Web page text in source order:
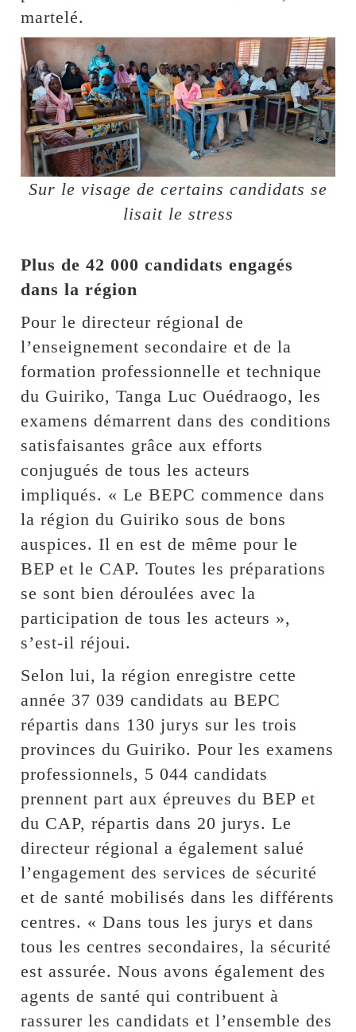
martelé.
Sur le visage de certains candidats se
lisait le stress
Plus de 42 000 candidats engagés
dans la région
Pour le directeur régional de
l’enseignement secondaire et de la
formation professionnelle et technique
du Guiriko, Tanga Luc Ouédraogo, les
examens démarrent dans des conditions
satisfaisantes grâce aux efforts
conjugués de tous les acteurs
impliqués. « Le BEPC commence dans
la région du Guiriko sous de bons
auspices. Il en est de même pour le
BEP et le CAP. Toutes les préparations
se sont bien déroulées avec la
participation de tous les acteurs »,
s’est-il réjoui.
Selon lui, la région enregistre cette
année 37 039 candidats au BEPC
répartis dans 130 jurys sur les trois
provinces du Guiriko. Pour les examens
professionnels, 5 044 candidats
prennent part aux épreuves du BEP et
du CAP, répartis dans 20 jurys. Le
directeur régional a également salué
l’engagement des services de sécurité
et de santé mobilisés dans les différents
centres. « Dans tous les jurys et dans
tous les centres secondaires, la sécurité
est assurée. Nous avons également des
agents de santé qui contribuent à
rassurer les candidats et l’ensemble des